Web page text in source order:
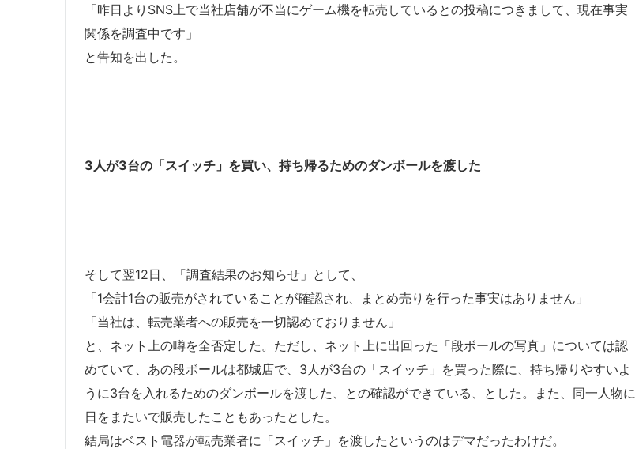
「昨日よりSNS上で当社店舗が不当にゲーム機を転売しているとの投稿につきまして、現在事実
関係を調査中です」
と告知を出した。
3人が3台の「スイッチ」を買い、持ち帰るためのダンボールを渡した
そして翌12日、「調査結果のお知らせ」として、
「1会計1台の販売がされていることが確認され、まとめ売りを行った事実はありません」
「当社は、転売業者への販売を一切認めておりません」
と、ネット上の噂を全否定した。ただし、ネット上に出回った「段ボールの写真」については認
めていて、あの段ボールは都城店で、3人が3台の「スイッチ」を買った際に、持ち帰りやすいよ
うに3台を入れるためのダンボールを渡した、との確認ができている、とした。また、同一人物に
日をまたいで販売したこともあったとした。
結局はベスト電器が転売業者に「スイッチ」を渡したというのはデマだったわけだ。